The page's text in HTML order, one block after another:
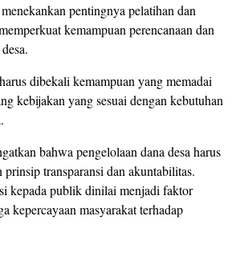
pentingnya pelatihan dan
kemampuan perencanaan dan
dibekali kemampuan yang memadai
kebijakan yang sesuai dengan kebutuhan
bahwa pengelolaan dana desa harus
prinsip transparansi dan akuntabilitas.
kepada publik dinilai menjadi faktor
kepercayaan masyarakat terhadap